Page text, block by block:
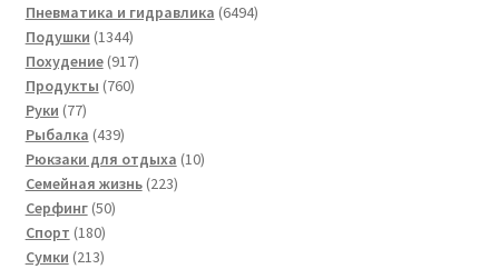
товаров
Пневматика и гидравлика 64946494
Подушки 13441344
товара
Похудение 917917
товаров
Продукты 760760
Руки 7777
товаров
Рыбалка 439439
товаров
Рюкзаки для отдыха 1010
Семейная жизнь 223223
Серфинг 5050
Спорт 180180
товаров
Сумки 213213